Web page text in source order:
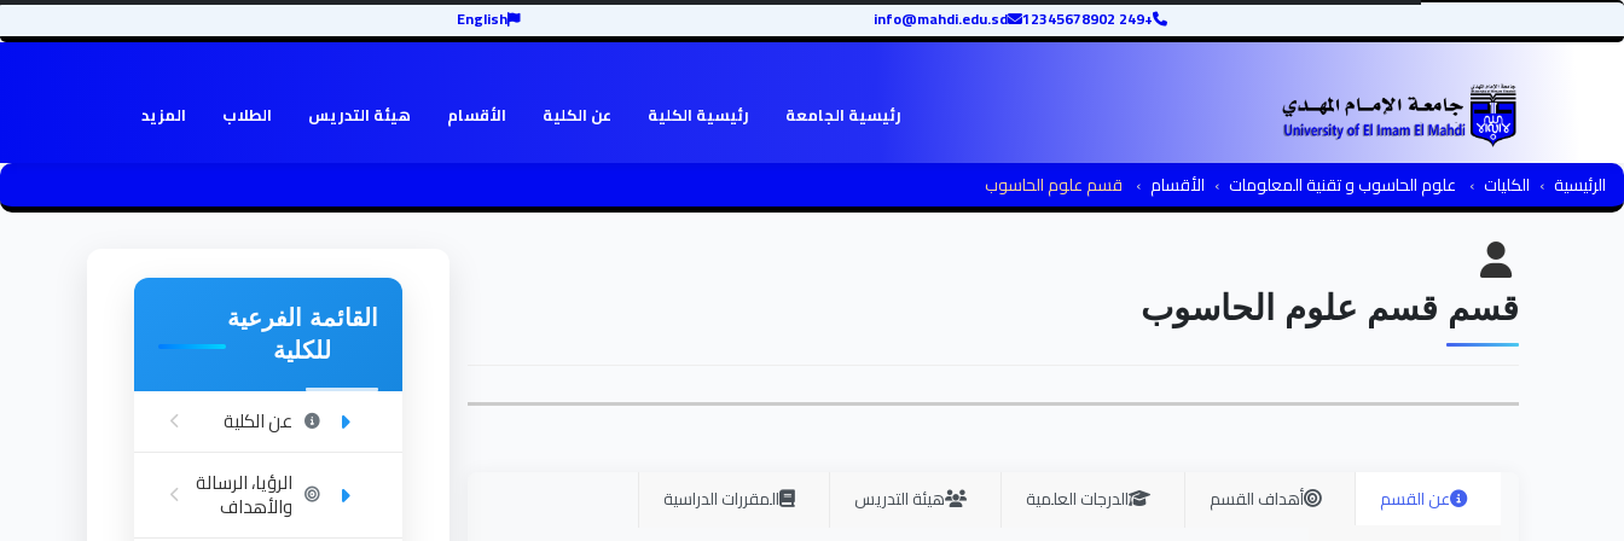
+249 12345678902
info@mahdi.edu.sd
English
رئيسية الجامعة رئيسية الكلية عن الكلية الأقسام هيئة التدريس الطلاب المزيد
الرئيسية الكليات علوم الحاسوب و تقنية المعلومات الأقسام قسم علوم الحاسوب
قسم قسم علوم الحاسوب
عن القسم أهداف القسم الدرجات العلمية هيئة التدريس
المقررات الدراسية
القائمة الفرعية
للكلية
عن الكلية
الرؤيا، الرسالة
والأهداف